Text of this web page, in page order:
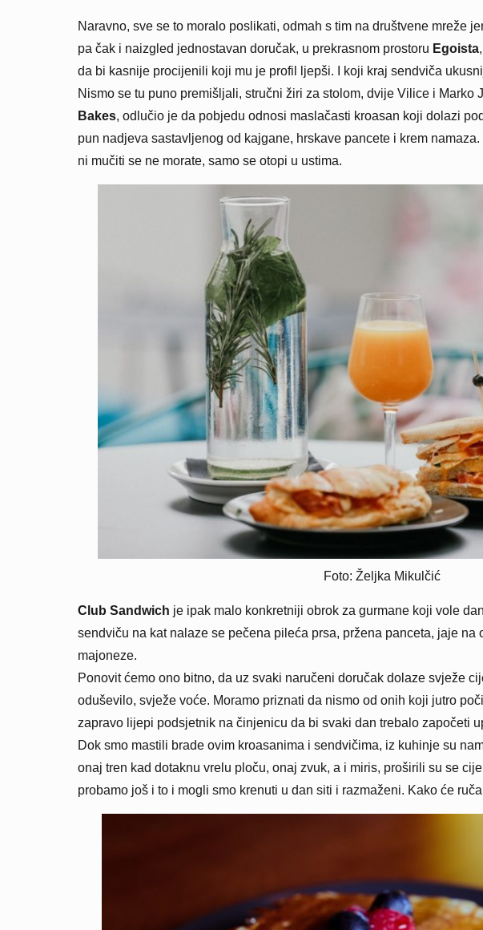
Naravno, sve se to moralo poslikati, odmah s tim na društvene mreže
pa čak i naizgled jednostavan doručak, u prekrasnom prostoru Egoista
da bi kasnije procijenili koji mu je profil ljepši. I koji kraj sendviča
Nismo se tu puno premišljali, stručni žiri za stolom, dvije Vilice i Marko
Bakes, odlučio je da pobjedu odnosi maslačasti kroasan koji dolazi
pun nadjeva sastavljenog od kajgane, hrskave pancete i krem
ni mučiti se ne morate, samo se otopi u ustima.
Foto: Željka Mikulčić
Club Sandwich je ipak malo konkretniji obrok za gurmane koji vole
sendviču na kat nalaze se pečena pileća prsa, pržena panceta, jaje na
majoneze.
Ponovit ćemo ono bitno, da uz svaki naručeni doručak dolaze svježe
oduševilo, svježe voće. Moramo priznati da nismo od onih koji jutro
zapravo lijepi podsjetnik na činjenicu da bi svaki dan trebalo započeti
Dok smo mastili brade ovim kroasanima i sendvičima, iz kuhinje su
onaj tren kad dotaknu vrelu ploču, onaj zvuk, a i miris, proširili su se
probamo još i to i mogli smo krenuti u dan siti i razmaženi. Kako će